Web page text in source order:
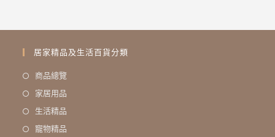
居家精品及生活百貨分類
商品總覽
家居用品
生活精品
寵物精品